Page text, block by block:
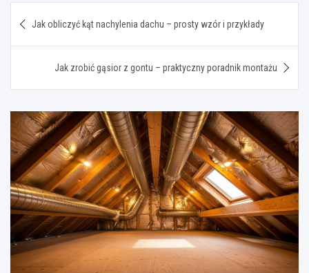
wpisu
Jak obliczyć kąt nachylenia dachu – prosty wzór i przykłady
Jak zrobić gąsior z gontu – praktyczny poradnik montażu